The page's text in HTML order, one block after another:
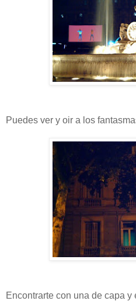
Puedes ver y oir a los
Encontrarte con una de capa y